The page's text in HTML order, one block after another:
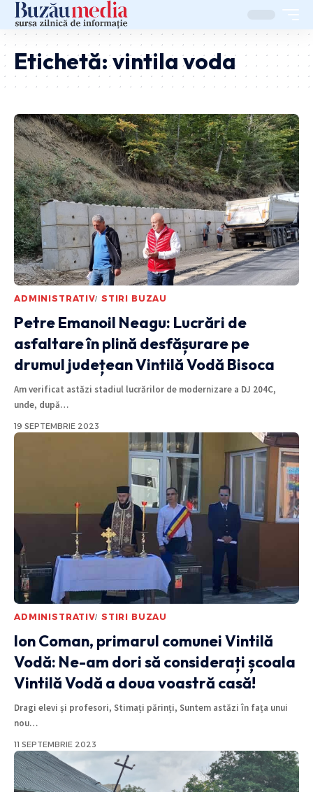
Etichetă:vintila voda
ADMINISTRATIV STIRI BUZAU
Petre Emanoil Neagu: Lucrări de
asfaltare în plină desfășurare pe
drumul județean Vintilă Vodă Bisoca
Am verificat astăzi stadiul lucrărilor de modernizare a DJ 204C,
unde, după…
19 SEPTEMBRIE 2023
ADMINISTRATIV STIRI BUZAU
Ion Coman, primarul comunei Vintilă
Vodă: Ne-am dori să considerați școala
Vintilă Vodă a doua voastră casă!
Dragi elevi și profesori, Stimați părinți, Suntem astăzi în fața unui
nou…
11 SEPTEMBRIE 2023